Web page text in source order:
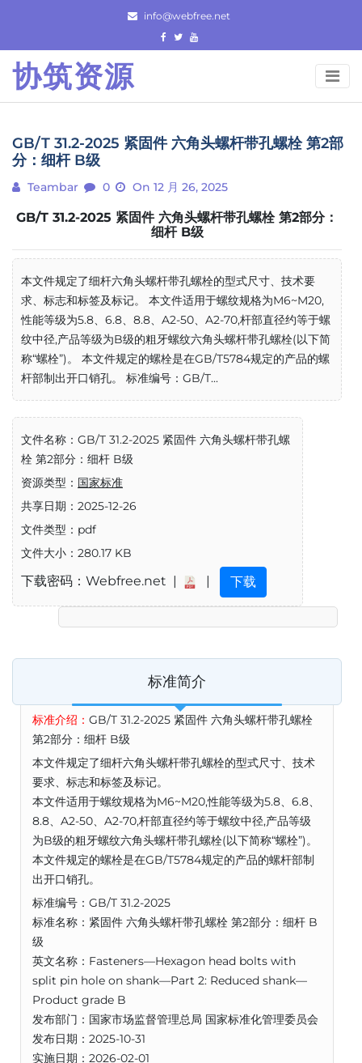
content
info@webfree.net
协筑资源
GB/T 31.2-2025 紧固件 六角头螺杆带孔螺栓 第2部
分：细杆 B级
Teambar 0 On 12 月 26, 2025
GB/T 31.2-2025 紧固件 六角头螺杆带孔螺栓 第2部分：
细杆 B级
本文件规定了细杆六角头螺杆带孔螺栓的型式尺寸、技术要
求、标志和标签及标记。 本文件适用于螺纹规格为M6~M20,
性能等级为5.8、6.8、8.8、A2-50、A2-70,杆部直径约等于螺
纹中径,产品等级为B级的粗牙螺纹六角头螺杆带孔螺栓(以下简
称“螺栓”)。 本文件规定的螺栓是在GB/T5784规定的产品的螺
杆部制出开口销孔。 标准编号：GB/T...
文件名称：GB/T 31.2-2025 紧固件 六角头螺杆带孔螺
栓 第2部分：细杆 B级
资源类型： 国家标准
共享日期：2025-12-26
文件类型：pdf
文件大小：280.17 KB
下载密码：Webfree.net | | 下载
标准简介
标准介绍： GB/T 31.2-2025 紧固件 六角头螺杆带孔螺栓
第2部分：细杆 B级
本文件规定了细杆六角头螺杆带孔螺栓的型式尺寸、技术
要求、标志和标签及标记。
本文件适用于螺纹规格为M6~M20,性能等级为5.8、6.8、
8.8、A2-50、A2-70,杆部直径约等于螺纹中径,产品等级
为B级的粗牙螺纹六角头螺杆带孔螺栓(以下简称“螺栓”)。
本文件规定的螺栓是在GB/T5784规定的产品的螺杆部制
出开口销孔。
标准编号：GB/T 31.2-2025
标准名称：紧固件 六角头螺杆带孔螺栓 第2部分：细杆 B
级
英文名称：Fasteners—Hexagon head bolts with
split pin hole on shank—Part 2: Reduced shank—
Product grade B
发布部门：国家市场监督管理总局 国家标准化管理委员会
发布日期：2025-10-31
实施日期：2026-02-01